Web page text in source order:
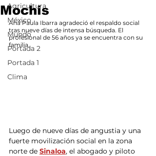
Agricultura
México
Mundo
Portada 2
Portada 1
Clima
Mochis
Ana Paula Ibarra agradeció el respaldo social
tras nueve días de intensa búsqueda. El
profesional de 56 años ya se encuentra con su
familia.
Luego de nueve días de angustia y una
fuerte movilización social en la zona
norte de Sinaloa, el abogado y piloto